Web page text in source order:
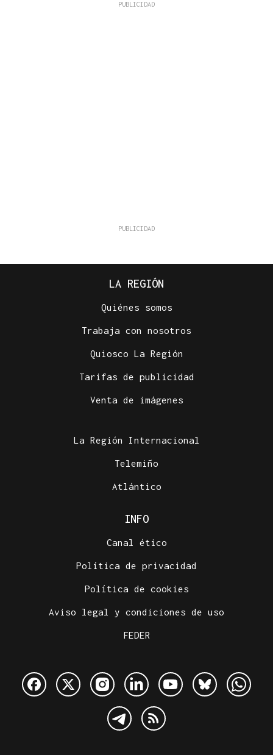
LA REGIÓN
Quiénes somos
Trabaja con nosotros
Quiosco La Región
Tarifas de publicidad
Venta de imágenes
La Región Internacional
Telemiño
Atlántico
INFO
Canal ético
Política de privacidad
Política de cookies
Aviso legal y condiciones de uso
FEDER